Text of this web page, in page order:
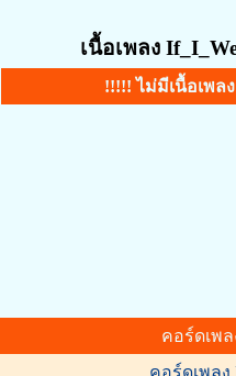
เนื้อเพลง
!!!!! ไม่มีเนื้อเพล
คอร์ดเพล